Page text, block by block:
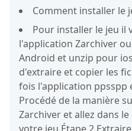
Comment installer le
Pour installer le jeu il
l'application Zarchiver
Android et unzip pour
d'extraire et copier les
fois l'application ppsspp
Procédé de la manière
Zarchiver et allez dans